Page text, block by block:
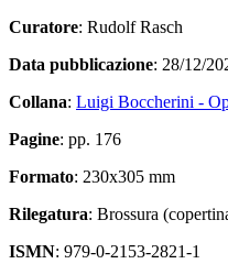
Curatore: Rudolf Rasch
Data pubblicazione: 28/12/
Collana: Luigi Boccherini -
Pagine: pp. 176
Formato: 230x305 mm
Rilegatura: Brossura
ISMN: 979-0-2153-2821-1